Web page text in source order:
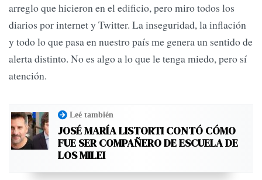
arreglo que hicieron en el edificio, pero miro todos los
diarios por internet y Twitter. La inseguridad, la inflación
y todo lo que pasa en nuestro país me genera un sentido de
alerta distinto. No es algo a lo que le tenga miedo, pero sí
atención.
Leé también
JOSÉ MARÍA LISTORTI CONTÓ CÓMO
FUE SER COMPAÑERO DE ESCUELA DE
LOS MILEI